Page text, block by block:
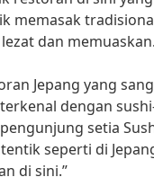
memasak
dan
Jepang yang
dengan
setia
seperti di
di sini.”